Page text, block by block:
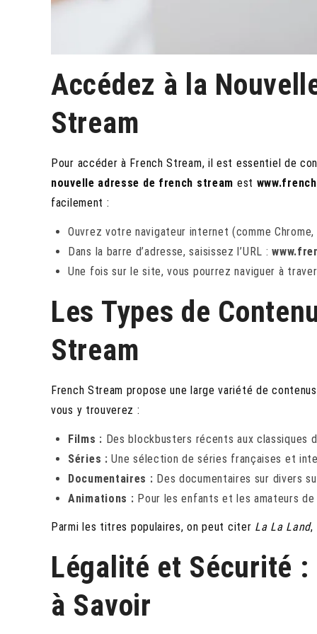
Accédez à la
Stream
Pour accéder à French Stream, il est essentiel de
nouvelle adresse de french stream est
facilement :
Ouvrez votre navigateur internet (comme
Dans la barre d’adresse, saisissez l’URL :
Une fois sur le site, vous pourrez naviguer à
Les Types de
Stream
French Stream propose une large variété de
vous y trouverez :
Films : Des blockbusters récents aux classiques
Séries : Une sélection de séries françaises et
Documentaires : Des documentaires sur divers
Animations : Pour les enfants et les amateurs de
Parmi les titres populaires, on peut citer La La Land,
Légalité et Sécurité
à Savoir